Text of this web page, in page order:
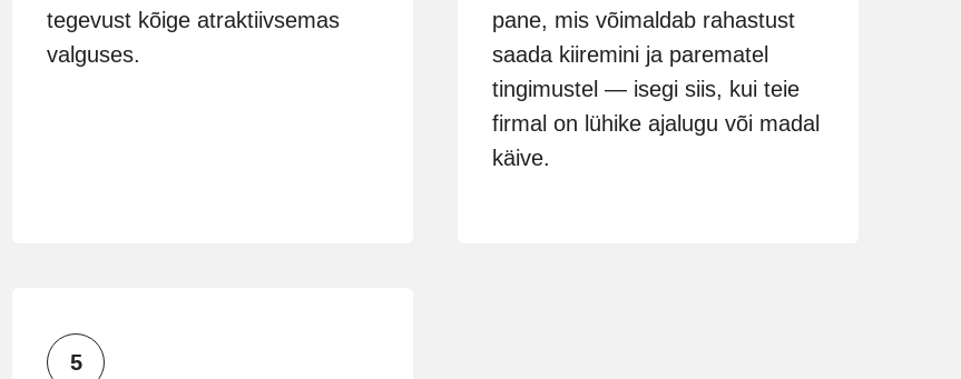
tegevust kõige atraktiivsemas
valguses.
pane, mis võimaldab rahastust
saada kiiremini ja parematel
tingimustel — isegi siis, kui teie
firmal on lühike ajalugu või madal
käive.